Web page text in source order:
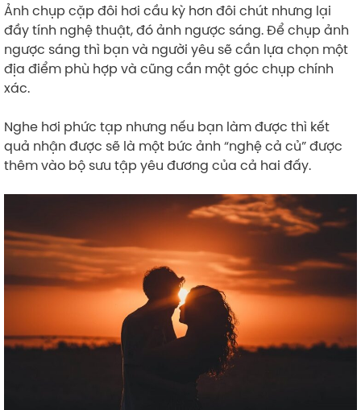
Ảnh chụp cặp đôi hơi cầu kỳ hơn đôi chút nhưng lại
đầy tính nghệ thuật, đó ảnh ngược sáng. Để chụp ảnh
ngược sáng thì bạn và người yêu sẽ cần lựa chọn một
địa điểm phù hợp và cũng cần một góc chụp chính
xác.
Nghe hơi phức tạp nhưng nếu bạn làm được thì kết
quả nhận được sẽ là một bức ảnh “nghệ cả củ” được
thêm vào bộ sưu tập yêu đương của cả hai đấy.